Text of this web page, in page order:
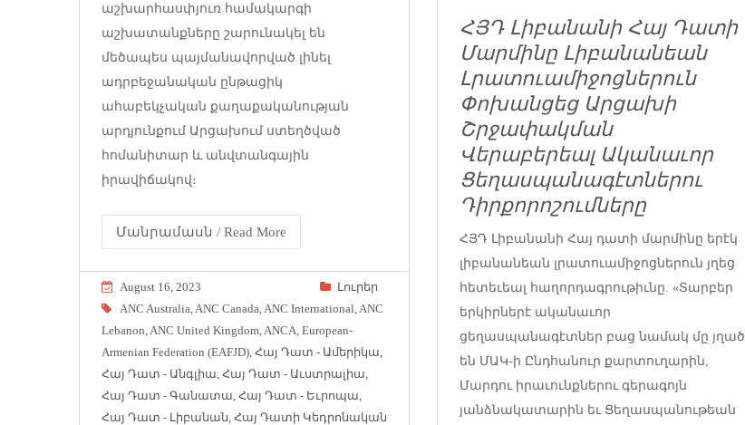
աշխարհասփյուռ համակարգի
աշխատանքները շարունակել են
մեծապես պայմանավորված լինել
ադրբեջանական ընթացիկ
ահաբեկչական քաղաքականության
արդյունքում Արցախում ստեղծված
հոմանիտար և անվտանգային
իրավիճակով։
Մանրամասն / Read More
August 16, 2023
Լուրեր
ANC Australia ANC Canada ANC International ANC
Lebanon ANC United Kingdom ANCA European-
Armenian Federation (EAFJD) Հայ Դատ - Ամերիկա
Հայ Դատ - Անգլիա Հայ Դատ - Աւստրալիա
Հայ Դատ - Գանատա Հայ Դատ - Եւրոպա
Հայ Դատ - Լիբանան Հայ Դատի Կեդրոնական
ՀՅԴ Լիբանանի Հայ Դատի
Մարմինը Լիբանանեան
Լրատուամիջոցներուն
Փոխանցեց Արցախի
Շրջափակման
Վերաբերեալ Ականաւոր
Ցեղասպանագէտներու
Դիրքորոշումները
ՀՅԴ Լիբանանի Հայ դատի մարմինը երէկ
լիբանանեան լրատուամիջոցներուն յղեց
հետեւեալ հաղորդագրութիւնը. «Տարբեր
երկիրներէ ականաւոր
ցեղասպանագէտներ բաց նամակ մը յղած
են ՄԱԿ-ի Ընդհանուր քարտուղարին,
Մարդու իրաւունքներու գերագոյն
յանձնակատարին եւ Ցեղասպանութեան